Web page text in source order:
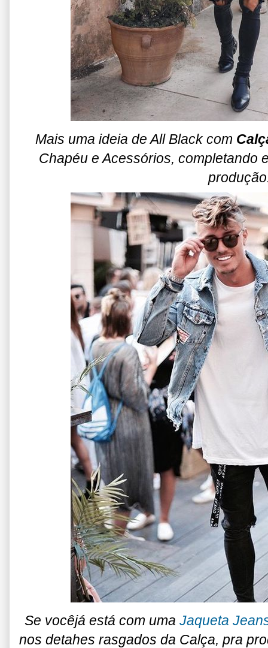
Mais uma ideia de All Black com
Chapéu e Acessórios, completando
Se vocêjá está com umaJaqueta
nos detahes rasgados da Calça, pra